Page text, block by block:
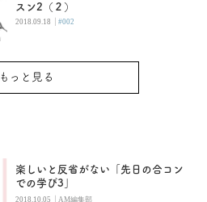
スン2（２）
2018.09.18 |#002
もっと見る
楽しいと反省がない「先日の合コン
での学び3」
2018.10.05 |AM編集部